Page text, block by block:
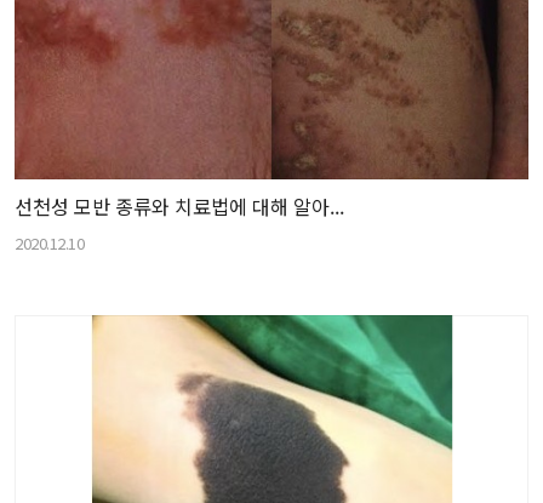
선천성 모반 종류와 치료법에 대해 알아...
2020.12.10